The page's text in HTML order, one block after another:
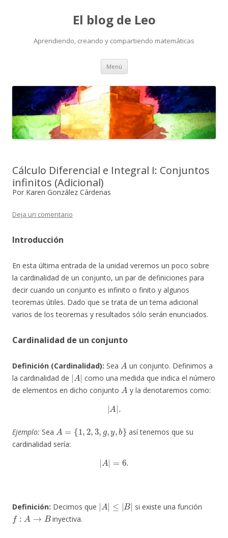
El blog de Leo
Aprendiendo, creando y compartiendo matemáticas
Menú Saltar
contenido
Cálculo Diferencial e Integral I: Conjuntos
infinitos (Adicional)
Por Karen González Cárdenas
Deja un comentario
Introducción
En esta última entrada de la unidad veremos un poco sobre
la cardinalidad de un conjunto, un par de definiciones para
decir cuando un conjunto es infinito o finito y algunos
teoremas útiles. Dado que se trata de un tema adicional
varios de los teoremas y resultados sólo serán enunciados.
Cardinalidad de un conjunto
Definición (Cardinalidad): Sea
A
un conjunto. Definimos a
la cardinalidad de
|A|
como una medida que indica el número
de elementos en dicho conjunto
A
y la denotaremos como:
| A|
Ejemplo: Sea
A ,2 3, g,
así tenemos que su
cardinalidad sería:
|A 6.
Definición: Decimos que
| A
≤ |B
si existe una función
f:A→B
inyectiva.